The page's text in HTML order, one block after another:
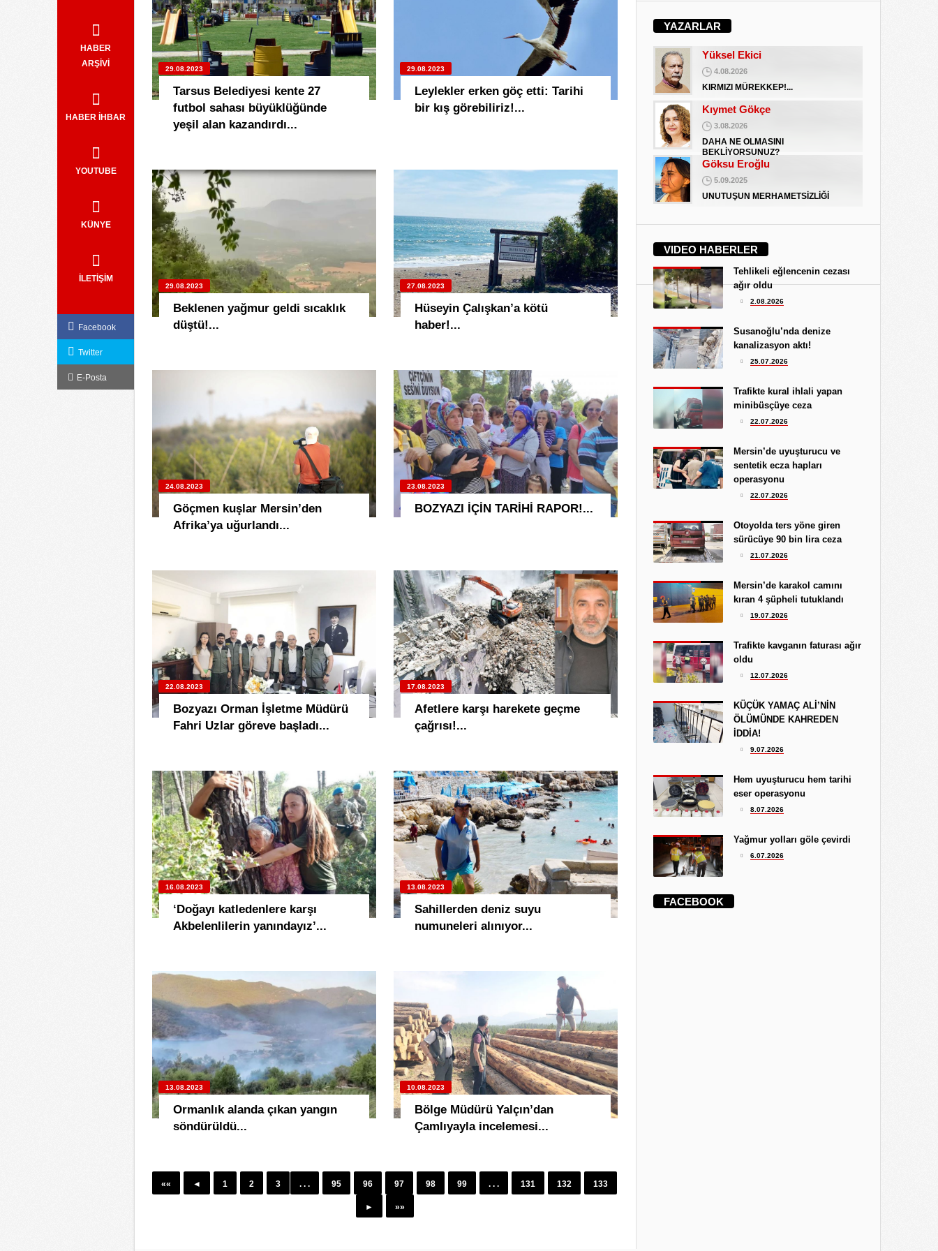
HABER
ARŞİVİ
HABER İHBAR
YOUTUBE
KÜNYE
İLETİŞİM
Facebook
Twitter
E-Posta
29.08.2023
Tarsus Belediyesi kente 27
futbol sahası büyüklüğünde
yeşil alan kazandırdı...
29.08.2023
Leylekler erken göç etti: Tarihi
bir kış görebiliriz!...
29.08.2023
Beklenen yağmur geldi sıcaklık
düştü!...
27.08.2023
Hüseyin Çalışkan’a kötü
haber!...
24.08.2023
Göçmen kuşlar Mersin’den
Afrika’ya uğurlandı...
23.08.2023
BOZYAZI İÇİN TARİHİ RAPOR!...
22.08.2023
Bozyazı Orman İşletme Müdürü
Fahri Uzlar göreve başladı...
17.08.2023
Afetlere karşı harekete geçme
çağrısı!...
16.08.2023
‘Doğayı katledenlere karşı
Akbelenlilerin yanındayız’...
13.08.2023
Sahillerden deniz suyu
numuneleri alınıyor...
13.08.2023
Ormanlık alanda çıkan yangın
söndürüldü...
10.08.2023
Bölge Müdürü Yalçın’dan
Çamlıyayla incelemesi...
«« ◄ 1 2 3 . . . 95 96 97 98 99 . . . 131 132 133
► »»
YAZARLAR
BATSIN BU DÜNYA
Yüksel Ekici
4.08.2026
KIRMIZI MÜREKKEP!...
Kıymet Gökçe
3.08.2026
DAHA NE OLMASINI
BEKLİYORSUNUZ?
Göksu Eroğlu
5.09.2025
UNUTUŞUN MERHAMETSİZLİĞİ
İŞGALCİ GÖRÜNÜMLÜ HALK!
Koray Ünlü
10.09.2024
BATSIN BU DÜNYA
Yüksel Ekici
4.08.2026
KIRMIZI MÜREKKEP!...
3.08.2026
DAHA NE OLMASINI
BEKLİYORSUNUZ?
5.09.2025
UNUTUŞUN MERHAMETSİZLİĞİ
Hediye Eroğlu
İŞGALCİ GÖRÜNÜMLÜ HALK!
Koray Ünlü
10.09.2024
VIDEO HABERLER
Tehlikeli eğlencenin cezası
ağır oldu
2.08.2026
Susanoğlu’nda denize
kanalizasyon aktı!
25.07.2026
Trafikte kural ihlali yapan
minibüsçüye ceza
22.07.2026
Mersin’de uyuşturucu ve
sentetik ecza hapları
operasyonu
22.07.2026
Otoyolda ters yöne giren
sürücüye 90 bin lira ceza
21.07.2026
Mersin’de karakol camını
kıran 4 şüpheli tutuklandı
19.07.2026
Trafikte kavganın faturası ağır
oldu
12.07.2026
KÜÇÜK YAMAÇ ALİ’NİN
ÖLÜMÜNDE KAHREDEN
İDDİA!
9.07.2026
Hem uyuşturucu hem tarihi
eser operasyonu
8.07.2026
Yağmur yolları göle çevirdi
6.07.2026
FACEBOOK